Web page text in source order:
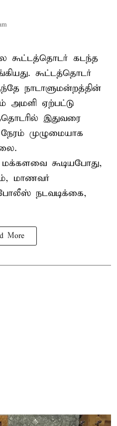
கூட்டத்தொடர் கடந்த
கூட்டத்தொடர்
நாடாளுமன்றத்தின்
அமளி ஏற்பட்டு
இதுவரை
முழுமையாக
கூடியபோது,
மாணவர்
நடவடிக்கை,
More